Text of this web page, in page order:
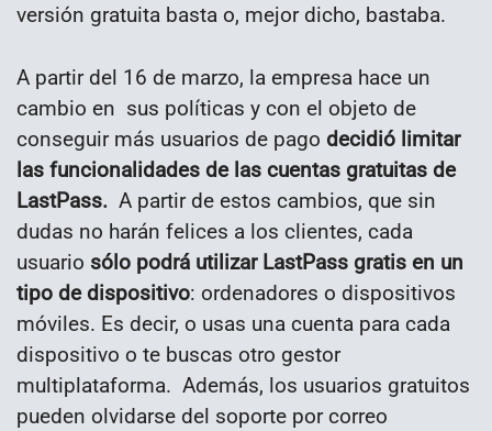
versión gratuita basta o, mejor dicho, bastaba.
A partir del 16 de marzo, la empresa hace un
cambio en sus políticas y con el objeto de
conseguir más usuarios de pago decidió limitar
las funcionalidades de las cuentas gratuitas de
LastPass. A partir de estos cambios, que sin
dudas no harán felices a los clientes, cada
usuario sólo podrá utilizar LastPass gratis en un
tipo de dispositivo: ordenadores o dispositivos
móviles. Es decir, o usas una cuenta para cada
dispositivo o te buscas otro gestor
multiplataforma. Además, los usuarios gratuitos
pueden olvidarse del soporte por correo